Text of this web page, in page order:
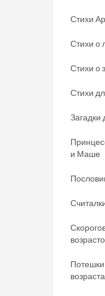
Стихи
Стихи о
Стихи о
Стихи
Загадки
и Маше
Потешки
возраста